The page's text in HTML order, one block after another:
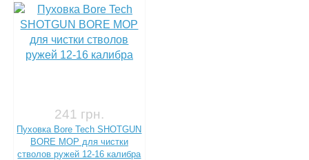
241 грн.
Пуховка Bore Tech SHOTGUN
BORE MOP для чистки
стволов ружей 12-16 калибра